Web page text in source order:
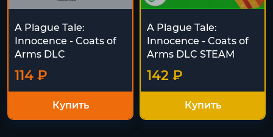
A Plague Tale:
Innocence - Coats of
Arms DLC
114 ₽
Купить
A Plague Tale:
Innocence - Coats of
Arms DLC STEAM
142 ₽
Купить